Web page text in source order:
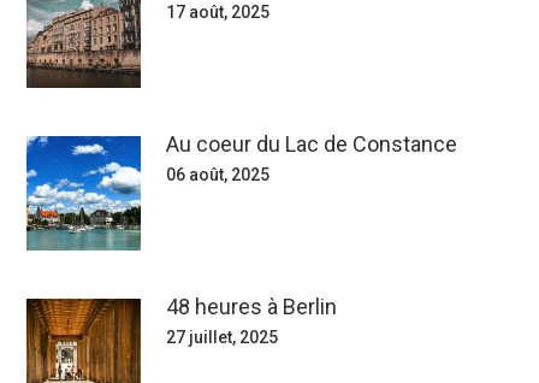
17 août, 2025
Au coeur du Lac de Constance
06 août, 2025
48 heures à Berlin
27 juillet, 2025